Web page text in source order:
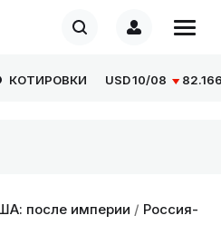
USD 10/08 82.1665
после империи / Россия-